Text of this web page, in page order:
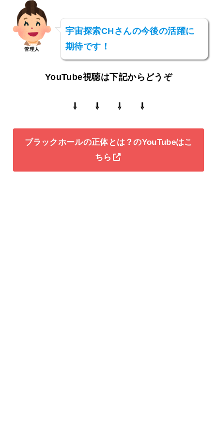
管理人
宇宙探索CHさんの今後の活躍に
期待です！
YouTube視聴は下記からどうぞ
⇩ ⇩ ⇩ ⇩
ブラックホールの正体とは？のYouTubeはこ
ちら